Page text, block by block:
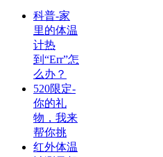
科普-家
里的体温
计热
到“Err”怎
么办？
520限定-
你的礼
物，我来
帮你挑
红外体温